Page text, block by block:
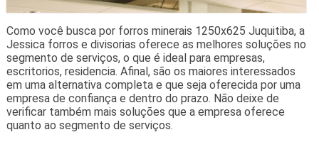
Como você busca por forros minerais 1250x625 Juquitiba, a
Jessica forros e divisorias oferece as melhores soluções no
segmento de serviços, o que é ideal para empresas,
escritorios, residencia. Afinal, são os maiores interessados
em uma alternativa completa e que seja oferecida por uma
empresa de confiança e dentro do prazo. Não deixe de
verificar também mais soluções que a empresa oferece
quanto ao segmento de serviços.